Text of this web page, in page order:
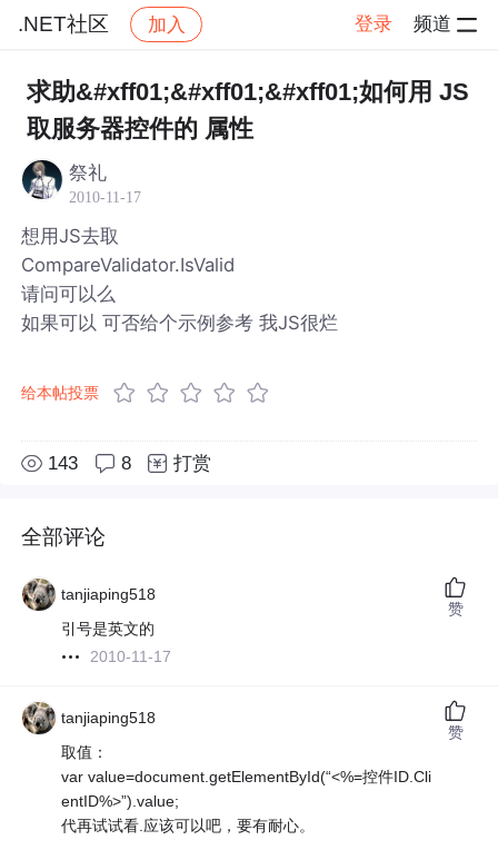
.NET社区 加入 登录 频道
社区 .NET社区 帖子详情
求助&#xff01;&#xff01;&#xff01;如何用 JS
取服务器控件的 属性
祭礼
2010-11-17
想用JS去取
CompareValidator.IsValid
请问可以么
如果可以 可否给个示例参考 我JS很烂
给本帖投票
143 8 打赏
全部评论
tanjiaping518
引号是英文的
2010-11-17
赞
tanjiaping518
取值：
var value=document.getElementById(“<%=控件ID.Cli
entID%>”).value;
代再试试看.应该可以吧，要有耐心。
赞